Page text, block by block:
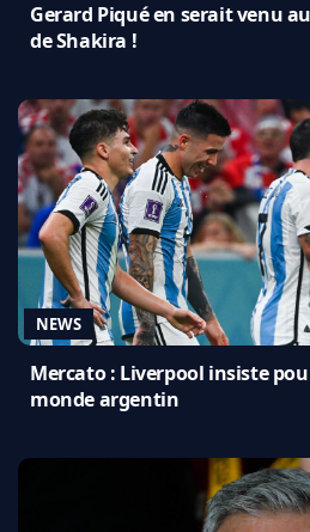
Gerard Piqué en serait venu
de Shakira !
NEWS
Mercato : Liverpool insiste
monde argentin